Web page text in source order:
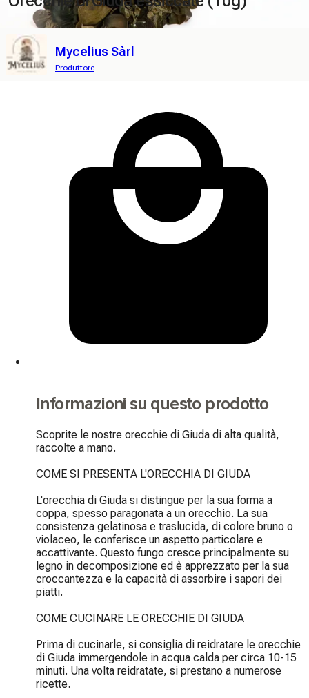
Mycelius Sàrl
Produttore
Informazioni su questo prodotto
Scoprite le nostre orecchie di Giuda di alta qualità,
raccolte a mano.
COME SI PRESENTA L'ORECCHIA DI GIUDA
L'orecchia di Giuda si distingue per la sua forma a
coppa, spesso paragonata a un orecchio. La sua
consistenza gelatinosa e traslucida, di colore bruno o
violaceo, le conferisce un aspetto particolare e
accattivante. Questo fungo cresce principalmente su
legno in decomposizione ed è apprezzato per la sua
croccantezza e la capacità di assorbire i sapori dei
piatti.
COME CUCINARE LE ORECCHIE DI GIUDA
Prima di cucinarle, si consiglia di reidratare le orecchie
di Giuda immergendole in acqua calda per circa 10-15
minuti. Una volta reidratate, si prestano a numerose
ricette.